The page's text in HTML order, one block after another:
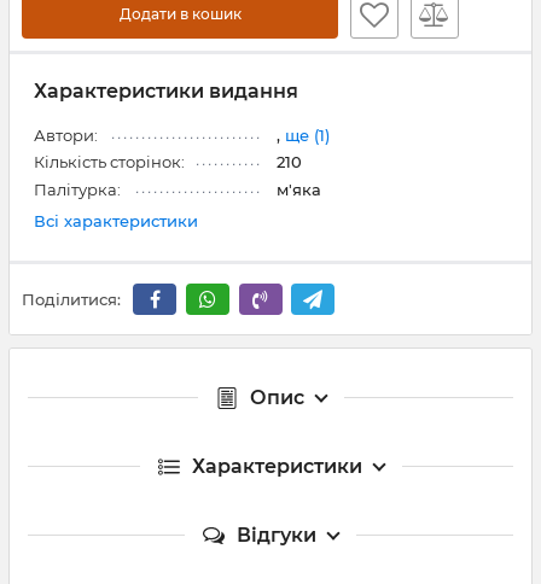
Додати в кошик
Характеристики видання
Автори: , ще (1)
Кількість сторінок:
210
Палітурка:
м'яка
Всі характеристики
Поділитися:
Опис
Характеристики
Відгуки